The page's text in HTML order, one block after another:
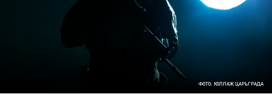
ФОТО: КОЛЛАЖ ЦАРЬГРАДА